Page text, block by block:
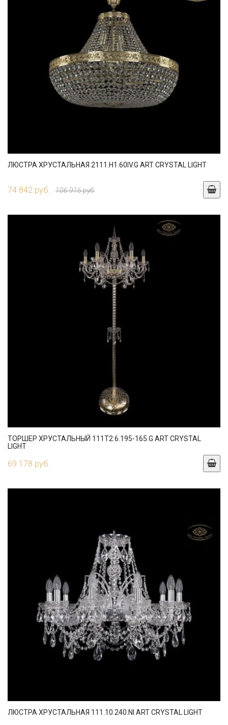
ЛЮСТРА ХРУСТАЛЬНАЯ 2111.H1.60IV.G ART CRYSTAL LIGHT
74 842 руб. 106 916 руб.
ТОРШЕР ХРУСТАЛЬНЫЙ 111T2.6.195-165.G ART CRYSTAL
LIGHT
69 178 руб.
ЛЮСТРА ХРУСТАЛЬНАЯ 111.10.240.NI ART CRYSTAL LIGHT